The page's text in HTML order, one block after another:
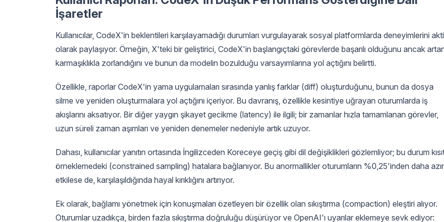
İşaretler
Kullanıcılar, CodeX'in beklentileri karşılayamadığı durumları vurgulayarak sosyal platformlarda deneyimlerini
olarak paylaşıyor. Örneğin, X'teki bir geliştirici, CodeX'in başlangıçtaki görevlerde başarılı olduğunu ancak
karmaşıklıkla zorlandığını ve bunun da modelin bozulduğu varsayımlarına yol açtığını belirtti.
Özellikle, raporlar CodeX'in yama uygulamaları sırasında yanlış farklar (diff) oluşturduğunu, bunun da dosya
silme ve yeniden oluşturmalara yol açtığını içeriyor. Bu davranış, özellikle kesintiye uğrayan oturumlarda iş
akışlarını aksatıyor. Bir diğer yaygın şikayet gecikme (latency) ile ilgili; bir zamanlar hızla tamamlanan görevler,
uzun süreli zaman aşımları ve yeniden denemeler nedeniyle artık uzuyor.
Dahası, kullanıcılar yanıtın ortasında İngilizceden Koreceye geçiş gibi dil değişiklikleri gözlemliyor; bu durum
örneklemedeki (constrained sampling) hatalara bağlanıyor. Bu anormallikler oturumların %0,25'inden daha
etkilese de, karşılaşıldığında hayal kırıklığını artırıyor.
Ek olarak, bağlamı yönetmek için konuşmaları özetleyen bir özellik olan sıkıştırma (compaction) eleştiri alıyor.
Oturumlar uzadıkça, birden fazla sıkıştırma doğruluğu düşürüyor ve OpenAI'ı uyarılar eklemeye sevk ediyor: